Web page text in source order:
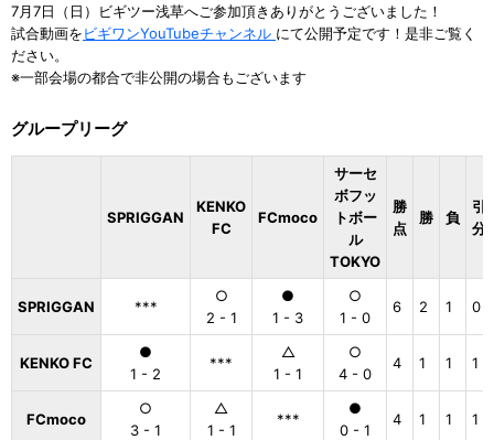
7月7日（日）ビギツー浅草へご参加頂きありがとうございました！
試合動画をビギワンYouTubeチャンネル にて公開予定です！是非ご覧く
ださい。
※一部会場の都合で非公開の場合もございます
グループリーグ
SPRIGGAN
KENKO
FC
FCmoco
サーセ
ボフッ
トボー
ル
TOKYO
勝
点
勝 負
引
分
SPRIGGAN ***
○
2 - 1
●
1 - 3
○
1 - 0
6 2 1 0
KENKO FC
●
1 - 2
***
△
1 - 1
○
4 - 0
4 1 1 1
FCmoco
○
3 - 1
△
1 - 1
***
●
0 - 1
4 1 1 1